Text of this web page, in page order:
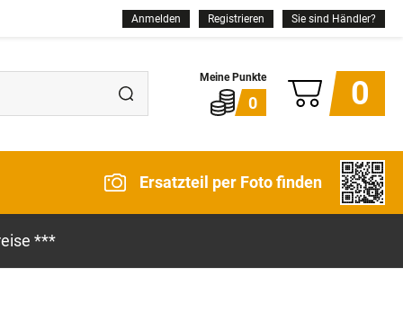
Anmelden Registrieren Sie sind Händler?
0 0
Ersatzteil per Foto finden
***